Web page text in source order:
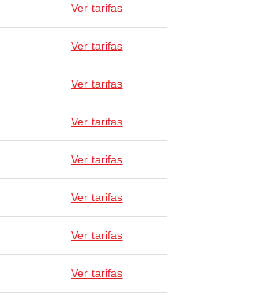
Ver tarifas
Ver tarifas
Ver tarifas
Ver tarifas
Ver tarifas
Ver tarifas
Ver tarifas
Ver tarifas